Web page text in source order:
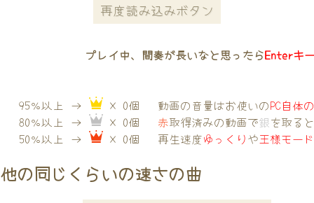
再度読み込みボタン
プレイ中、間奏が長いなと思ったらEnterキ
95％以上 →
× 0個
80％以上 →
× 0個
50％以上 →
× 0個
動画の音量はお使いのPC自体
赤取得済みの動画で銀を取る
再生速度ゆっくりや王様モー
他の同じくらいの速さの曲